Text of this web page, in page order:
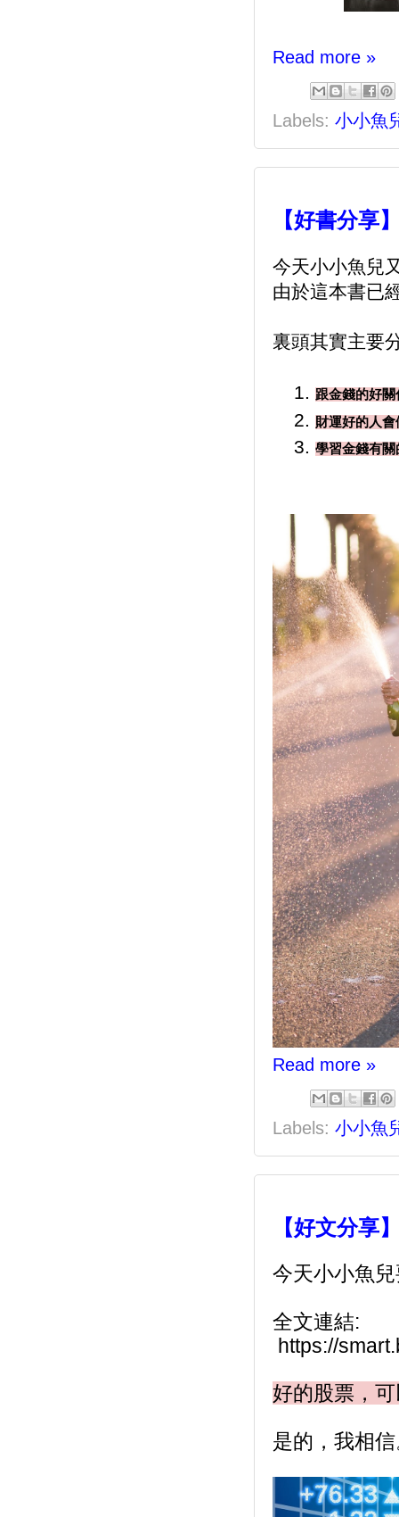
Read more »
Labels: 小小魚
【好書分享
今天小小魚兒
由於這本書已
裏頭其實主要
跟金錢的好
財運好的人會
學習金錢有
Read more »
Labels: 小小魚
【好文分享
今天小小魚
全文連結:
https://
好的股票，
是的，我相